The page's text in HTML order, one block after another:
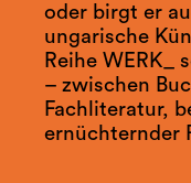
oder birgt er
ungarische
Reihe WERK_
– zwischen
Fachliteratur,
ernüchternder